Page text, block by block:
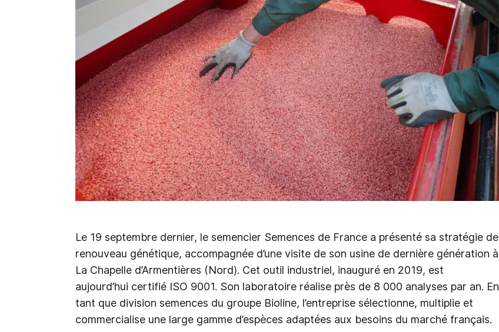
Le 19 septembre dernier, le semencier Semences de France a présenté sa stratégie de
renouveau génétique, accompagnée d’une visite de son usine de dernière génération à
La Chapelle d’Armentières (Nord). Cet outil industriel, inauguré en 2019, est
aujourd’hui certifié ISO 9001. Son laboratoire réalise près de 8 000 analyses par an. En
tant que division semences du groupe Bioline, l’entreprise sélectionne, multiplie et
commercialise une large gamme d’espèces adaptées aux besoins du marché français.